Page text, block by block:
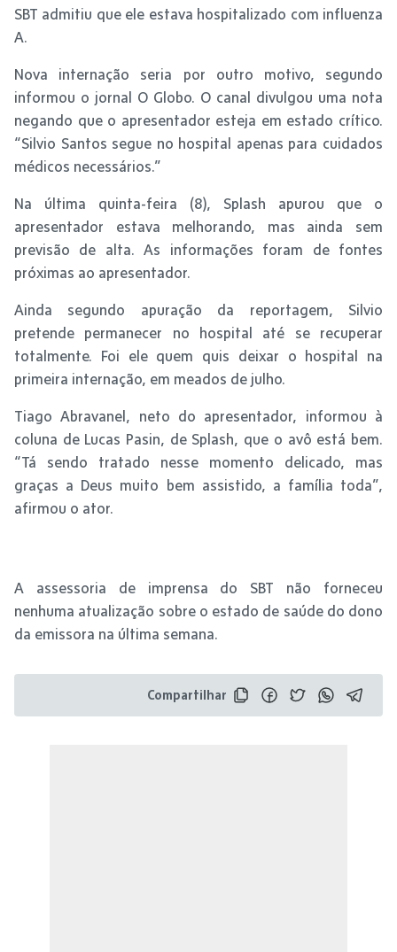
SBT admitiu que ele estava hospitalizado com influenza
A.
Nova internação seria por outro motivo, segundo
informou o jornal O Globo. O canal divulgou uma nota
negando que o apresentador esteja em estado crítico.
“Silvio Santos segue no hospital apenas para cuidados
médicos necessários.”
Na última quinta-feira (8), Splash apurou que o
apresentador estava melhorando, mas ainda sem
previsão de alta. As informações foram de fontes
próximas ao apresentador.
Ainda segundo apuração da reportagem, Silvio
pretende permanecer no hospital até se recuperar
totalmente. Foi ele quem quis deixar o hospital na
primeira internação, em meados de julho.
Tiago Abravanel, neto do apresentador, informou à
coluna de Lucas Pasin, de Splash, que o avô está bem.
“Tá sendo tratado nesse momento delicado, mas
graças a Deus muito bem assistido, a família toda”,
afirmou o ator.
A assessoria de imprensa do SBT não forneceu
nenhuma atualização sobre o estado de saúde do dono
da emissora na última semana.
Compartilhar